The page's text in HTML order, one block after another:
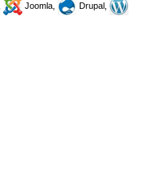
Joomla,
Drupal,